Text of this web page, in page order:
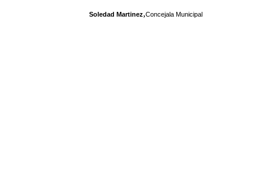
Soledad Martinez,Concejala Municipal